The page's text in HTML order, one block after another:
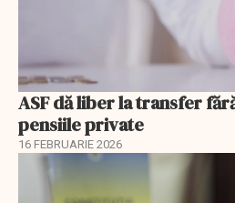
ASF dă liber la transfer
pensiile private
16 FEBRUARIE 2026